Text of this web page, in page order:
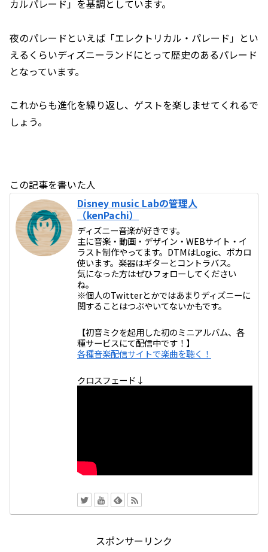
カルパレード」を基調としています。
夜のパレードといえば「エレクトリカル・パレード」とい
えるくらいディズニーランドにとって歴史のあるパレード
となっています。
これからも進化を繰り返し、ゲストを楽しませてくれるで
しょう。
この記事を書いた人
Disney music Labの管理人
（kenPachi）
ディズニー音楽が好きです。
主に音楽・動画・デザイン・WEBサイト・イ
ラスト制作やってます。DTMはLogic、ボカロ
使います。楽器はギターとコントラバス。
気になった方はぜひフォローしてください
ね。
※個人のTwitterとかではあまりディズニーに
関することはつぶやいてないかもです。
【初音ミクを起用した初のミニアルバム、各
種サービスにて配信中です！】
各種音楽配信サイトで楽曲を聴く！
クロスフェード↓
スポンサーリンク